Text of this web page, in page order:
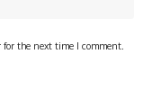
the next time I comment.